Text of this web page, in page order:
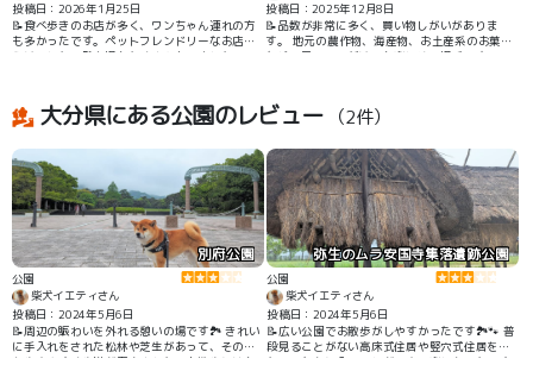
投稿日：2026年1月25日
📝食べ歩きのお店が多く、ワンちゃん連れの方
も多かったです。ペットフレンドリーなお店だ
らけでした。駐車場もたくさんありました。
投稿日：2025年12月8日
📝品数が非常に多く、買い物しがいがありま
す。 地元の農作物、海産物、お土産系のお菓子
など、見て回るだけでも楽しめる場所です。 2
大分県にある公園のレビュー （2件）
別府公園
公園
柴犬イエティさん
投稿日：2024年5月6日
📝周辺の賑わいを外れる憩いの場です🏞 きれい
に手入れをされた松林や芝生があって、その中
を歩きやすく歩道が用意された、お散歩にはち
弥生のムラ安国寺集落遺跡公園
公園
柴犬イエティさん
投稿日：2024年5月6日
📝広い公園でお散歩がしやすかったです🏞🐾 普
段見ることがない高床式住居や竪穴式住居を見
たり、なかに入ることができて楽しかったです